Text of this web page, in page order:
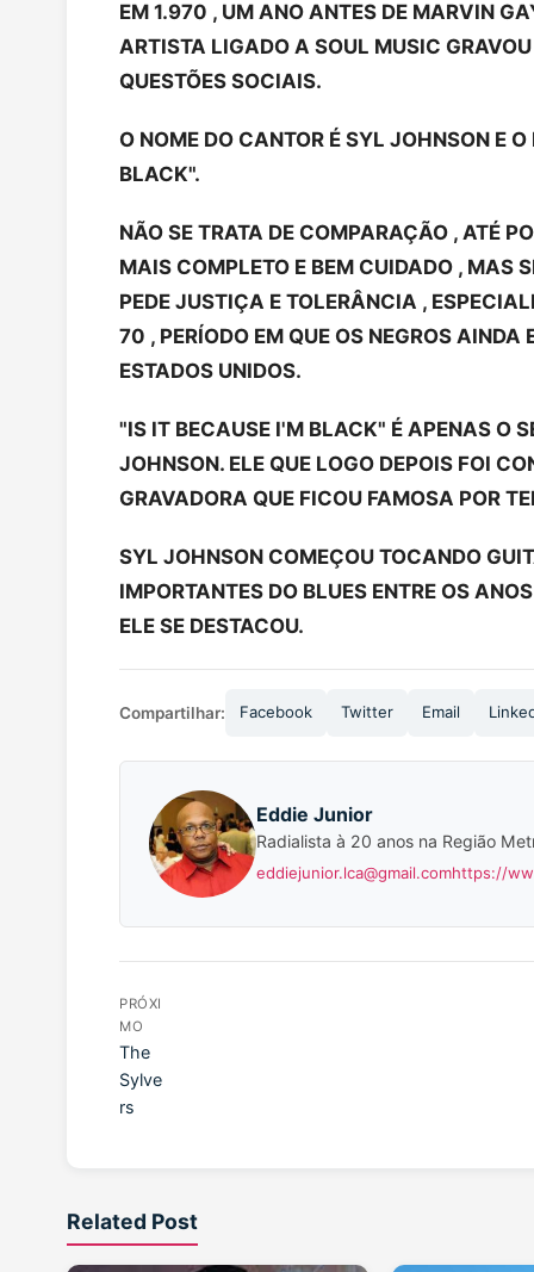
EM 1.970 , UM ANO ANTES DE MARVIN
ARTISTA LIGADO A SOUL MUSIC
QUESTÕES SOCIAIS.
O NOME DO CANTOR É SYL JOHNSON E
BLACK".
NÃO SE TRATA DE COMPARAÇÃO , ATÉ
MAIS COMPLETO E BEM CUIDADO , MAS
PEDE JUSTIÇA E TOLERÂNCIA ,
70 , PERÍODO EM QUE OS NEGROS
ESTADOS UNIDOS.
"IS IT BECAUSE I'M BLACK" É APENAS O
JOHNSON. ELE QUE LOGO DEPOIS FOI
GRAVADORA QUE FICOU FAMOSA POR
SYL JOHNSON COMEÇOU TOCANDO
IMPORTANTES DO BLUES ENTRE OS
ELE SE DESTACOU.
Compartilhar: Facebook Twitter Email
Eddie Junior
Radialista à 20 anos na Região
eddiejunior.lca@gmail.comhttps://
PRÓXI
MO
The
Sylve
rs
Related Post